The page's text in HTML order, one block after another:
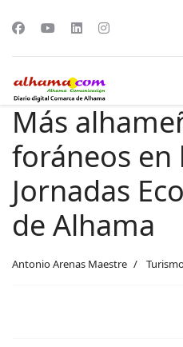
Más
foráneos en
Jornadas
de Alhama
Antonio Arenas Maestre